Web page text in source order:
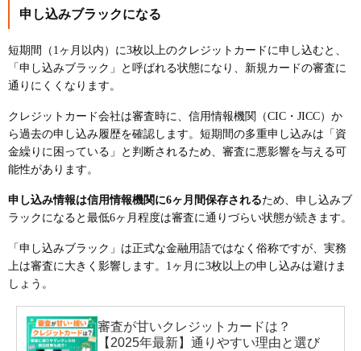
申し込みブラックになる
短期間（1ヶ月以内）に3枚以上のクレジットカードに申し込むと、
「申し込みブラック」と呼ばれる状態になり、新規カードの審査に
通りにくくなります。
クレジットカード会社は審査時に、信用情報機関（CIC・JICC）か
ら過去の申し込み履歴を確認します。短期間の多重申し込みは「資
金繰りに困っている」と判断されるため、審査に悪影響を与える可
能性があります。
申し込み情報は信用情報機関に6ヶ月間保存されるため、申し込みブ
ラックになると最低6ヶ月程度は審査に通りづらい状態が続きます。
「申し込みブラック」は正式な金融用語ではなく俗称ですが、実務
上は審査に大きく影響します。1ヶ月に3枚以上の申し込みは避けま
しょう。
審査が甘いクレジットカードは？
【2025年最新】通りやすい理由と選び